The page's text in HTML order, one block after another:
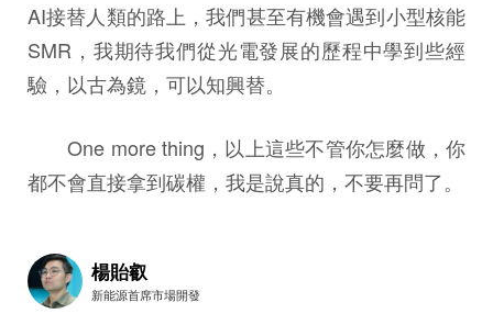
AI接替人類的路上，我們甚至有機會遇到小型核能
SMR，我期待我們從光電發展的歷程中學到些經
驗，以古為鏡，可以知興替。
One more thing，以上這些不管你怎麼做，你
都不會直接拿到碳權，我是說真的，不要再問了。
楊貽叡
新能源首席市場開發